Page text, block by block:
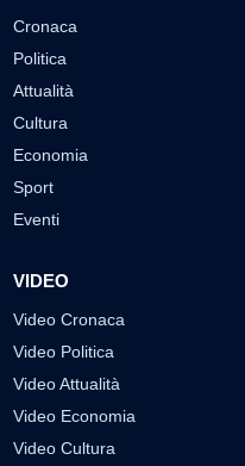
Cronaca
Politica
Attualità
Cultura
Economia
Sport
Eventi
VIDEO
Video Cronaca
Video Politica
Video Attualità
Video Economia
Video Cultura